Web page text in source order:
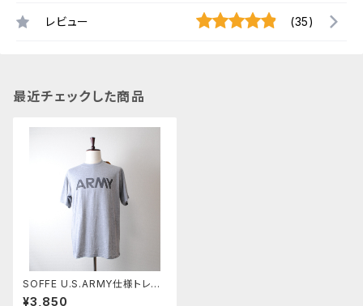
レビュー (35)
最近チェックした商品
SOFFE U.S.ARMY仕様トレー
ニングTシャツ Mサイズ
¥3,850